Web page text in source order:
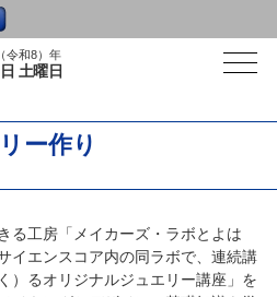
令和8）年
土曜日
ー作り
る工房「メイカーズ・ラボとよは
イエンスコア内の同ラボで、連続講
）るオリジナルジュエリー講座」を